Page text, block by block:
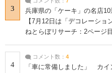
3
兵庫県の「ケーキ」の名店
【7月12日は「デコレーシ
ねとらぼリサーチ：2ページ目
4
コメント数： 4
「車に常備しました」 カイ